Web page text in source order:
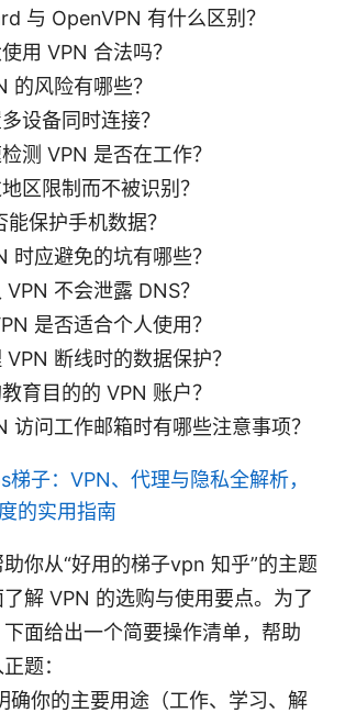
与 OpenVPN 有什么区别？
用 VPN 合法吗？
的风险有哪些？
设备同时连接？
测 VPN 是否在工作？
区限制而不被识别？
保护手机数据？
时应避免的坑有哪些？
不会泄露 DNS？
是否适合个人使用？
断线时的数据保护？
育目的的 VPN 账户？
访问工作邮箱时有哪些注意事项？
梯子：VPN、代理与隐私全解析，
的实用指南
你从“好用的梯子vpn 知乎”的主题
解 VPN 的选购与使用要点。为了
面给出一个简要操作清单，帮助
题：
确你的主要用途（工作、学习、解